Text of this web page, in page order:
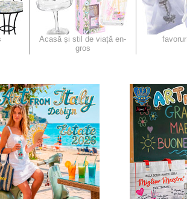
Acasă și stil de viață en-
gros